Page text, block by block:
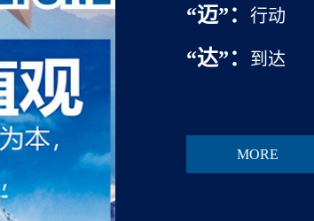
“迈”： 行动
“达”： 到达
使命：让所有
MORE